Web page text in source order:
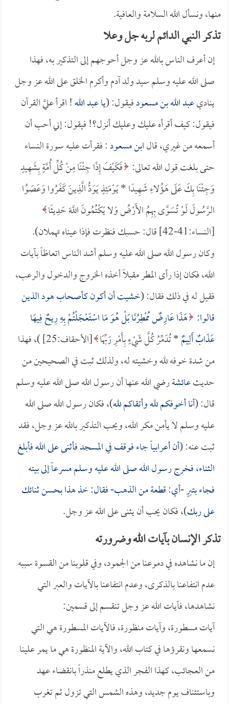
منها، ونسأل الله السلامة والعافية.
تذكر النبي الدائم لربه جل وعلا
إن أعرف الناس بالله عز وجل أحوجهم إلى التذكير به، فهذا
صلى الله عليه وسلم سيد ولد آدم وأكرم الخلق على الله عز وجل
يناديعبد الله بن مسعودفيقول: (ياعبد الله! اقرأ عليَّ القرآن
فيقول: كيف أقرأه عليك وعليك أنزل؟! فيقول: إني أحب أن
أسمعه من غيري، قالابن مسعود: فقرأت عليه سورة النساء
حتى بلغت قول الله تعالى: فَكَيْفَ إِذَا جِئْنَا مِنْ كُلِّ أُمَّةٍ بِشَهِيدٍ
وَجِئْنَا بِكَ عَلَى هَؤُلاءِ شَهِيدًا *يَوْمَئِذٍ يَوَدُّ الَّذِينَ كَفَرُوا وَعَصَوُا
الرَّسُولَ لَوْ تُسَوَّى بِهِمُ الأَرْضُ وَلا يَكْتُمُونَ اللَّهَ حَدِيثًا
[النساء:41-42] قال: حسبك فنظرت فإذا عيناه تهملان).
وكان رسول الله صلى الله عليه وسلم أشد الناس اتعاظاً بآيات
الله، فكان إذا رأى المطر مقبلاً أخذه الخروج والدخول والرعب،
فقيل له في ذلك فقال: (خشيت أن أكون كأصحاب هود الذين
قالوا: هَذَا عَارِضٌ مُمْطِرُنَا بَلْ هُوَ مَا اسْتَعْجَلْتُمْ بِهِ رِيحٌ فِيهَا
عَذَابٌ أَلِيمٌ*تُدَمِّرُ كُلَّ شَيْءٍ بِأَمْرِ رَبِّهَا
[الأحقاف:25] )، فهذا
من شدة خوفه لله وخشيته له، ولذلك ثبت في الصحيحين من
حديثعائشةرضي الله عنها أن رسول الله صلى الله عليه وسلم
قال: (أنا أخوفكم لله وأتقاكم لله)، فكان رسول الله صلى الله
عليه وسلم لا يأمن مكر الله، ويحب التذكير بالله عز وجل، فقد
ثبت عنه: (أن أعرابياً جاء فوقف في المسجد فأثنى على الله فأبلغ
الثناء، فخرج رسول الله صلى الله عليه وسلم مسرعاً إلى بيته
فجاء بتبرٍ -أي: قطعة من الذهب- فقال: خذ هذا بحسن ثنائك
على ربك)، فكان يحب أن يثنى على الله عز وجل.
تذكر الإنسان بآيات الله وضرورته
إن ما نشاهده في دموعنا من الجمود، وفي قلوبنا من القسوة سببه
عدم انتفاعنا بالذكرى، وعدم انتفاعنا بالآيات والعبر التي
نشاهدها، فآيات الله عز وجل تنقسم إلى قسمين:
آيات مسطورة، وآيات منظورة، فالآيات المسطورة هي التي
نسمعها ونقرؤها في كتاب الله، والآية المنظورة هي ما يمر علينا
من العجائب، كهذا الفجر الذي يطلع منذراً بانقضاء عهد
وباستئناف يوم جديد، وهذه الشمس التي تزول ثم تغرب